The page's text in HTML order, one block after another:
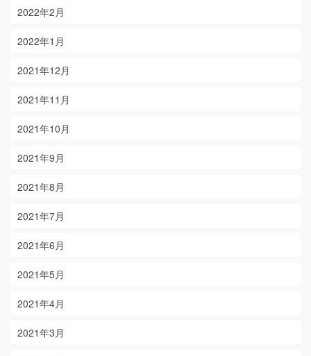
2022年2月
2022年1月
2021年12月
2021年11月
2021年10月
2021年9月
2021年8月
2021年7月
2021年6月
2021年5月
2021年4月
2021年3月